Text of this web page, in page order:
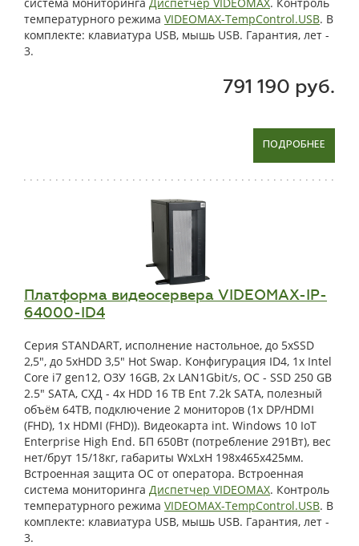
температурного режима VIDEOMAX-TempControl.USB. В
комплекте: клавиатура USB, мышь USB. Гарантия, лет -
3.
791 190 руб.
ПОДРОБНЕЕ
Платформа видеосервера VIDEOMAX-IP-
64000-ID4
Серия STANDART, исполнение настольное, до 5xSSD
2,5", до 5xHDD 3,5" Hot Swap. Конфигурация ID4, 1x Intel
Core i7 gen12, ОЗУ 16GB, 2x LAN1Gbit/s, OС - SSD 250 GB
2.5" SATA, СХД - 4x HDD 16 TB Ent 7.2k SATA, полезный
объём 64TB, подключение 2 мониторов (1x DP/HDMI
(FHD), 1x HDMI (FHD)). Видеокарта int. Windows 10 IoT
Enterprise High End. БП 650Вт (потребление 291Вт), вес
нет/брут 15/18кг, габариты WxLxH 198x465x425мм.
Встроенная защита ОС от оператора. Встроенная
система мониторинга Диспетчер VIDEOMAX. Контроль
температурного режима VIDEOMAX-TempControl.USB. В
комплекте: клавиатура USB, мышь USB. Гарантия, лет -
3.